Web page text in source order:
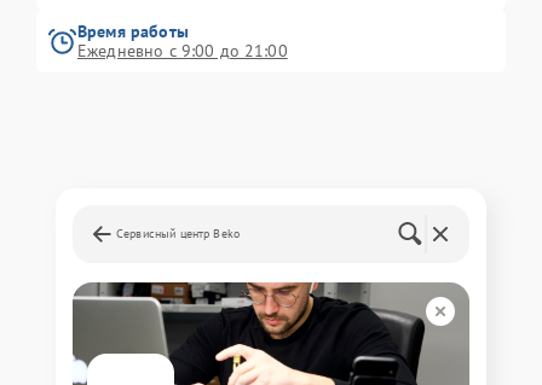
Время работы
Ежедневно с 9:00 до 21:00
Сервисный центр Beko